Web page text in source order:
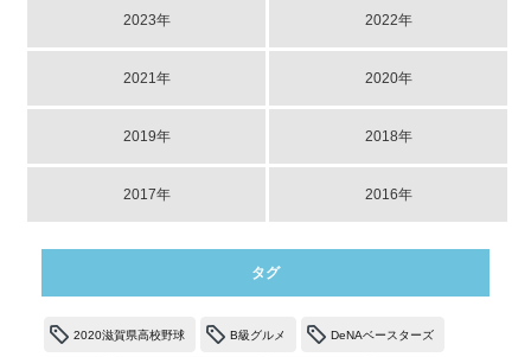
2023年 2022年
2021年 2020年
2019年 2018年
2017年 2016年
タグ
2020滋賀県高校野球 B級グルメ DeNAベースターズ